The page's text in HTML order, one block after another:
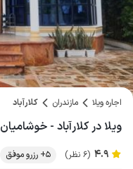
اجاره ویلا مازندران کلارآباد
ویلا در کلارآباد - خوشامیان
4.9 (6 نظر) 5+ رزرو موفق